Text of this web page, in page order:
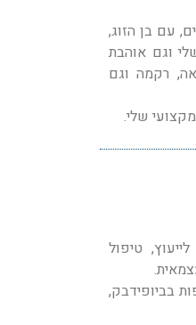
עם בן הזוג,
וגם אוהבת
רקמה וגם
שלי.
לייעוץ, טיפול
בביופידבק,